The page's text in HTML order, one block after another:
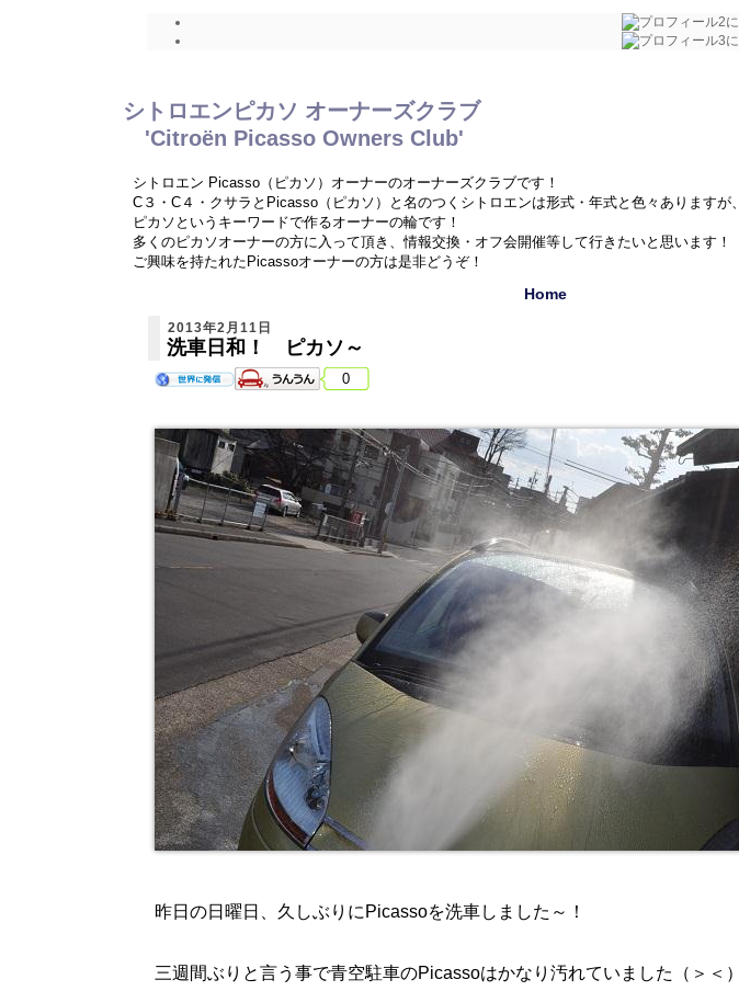
シトロエンピカソ オーナーズクラブ
'Citroën Picasso Owners Club'
シトロエン Picasso（ピカソ）オーナーのオーナーズクラブです！
C３・C４・クサラとPicasso（ピカソ）と名のつくシトロエンは形式・年式と色々ありますが、
ピカソというキーワードで作るオーナーの輪です！
多くのピカソオーナーの方に入って頂き、情報交換・オフ会開催等して行きたいと思います！
ご興味を持たれたPicassoオーナーの方は是非どうぞ！
Home
2013年2月11日
洗車日和！ ピカソ～
0
昨日の日曜日、久しぶりにPicassoを洗車しました～！
三週間ぶりと言う事で青空駐車のPicassoはかなり汚れていました（＞＜）